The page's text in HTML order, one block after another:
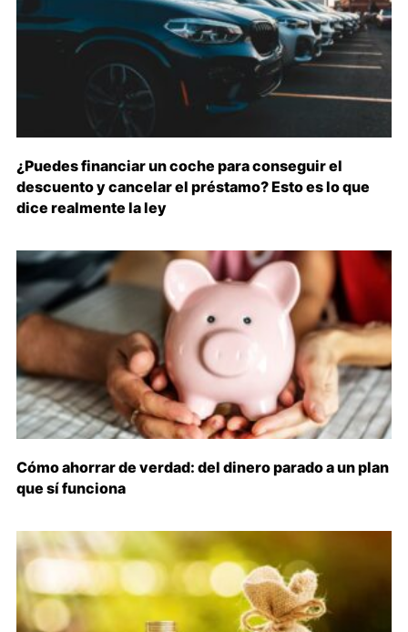
¿Puedes financiar un coche para conseguir el
descuento y cancelar el préstamo? Esto es lo que
dice realmente la ley
Cómo ahorrar de verdad: del dinero parado a un plan
que sí funciona